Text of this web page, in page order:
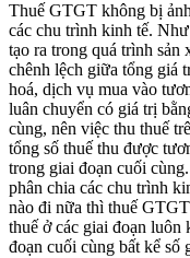
Thuế GTGT không bị
các chu trình kinh tế.
tạo ra trong quá trình
chênh lệch giữa tổng giá
hoá, dịch vụ mua vào
luân chuyển có giá trị
cùng, nên việc thu thuế
tổng số thuế thu được
trong giai đoạn cuối
phân chia các chu trình
nào đi nữa thì thuế
thuế ở các giai đoạn luôn
đoạn cuối cùng bất kể số